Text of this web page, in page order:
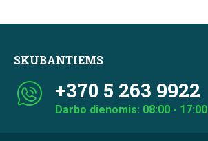
SKUBANTIEMS
+370 5 263 9922
Darbo dienomis: 08:00 - 17:00